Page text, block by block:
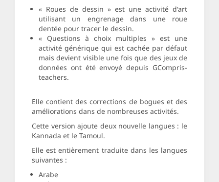
« Roues de dessin » est une activité d'art
utilisant un engrenage dans une roue
dentée pour tracer le dessin.
« Questions à choix multiples » est une
activité générique qui est cachée par défaut
mais devient visible une fois que des jeux de
données ont été envoyé depuis GCompris-
teachers.
Elle contient des corrections de bogues et des
améliorations dans de nombreuses activités.
Cette version ajoute deux nouvelle langues : le
Kannada et le Tamoul.
Elle est entièrement traduite dans les langues
suivantes :
Arabe